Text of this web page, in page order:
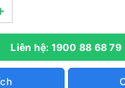
Liên hệ: 1900 88 68 79